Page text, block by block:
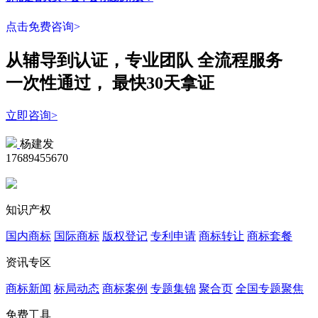
点击免费咨询>
从辅导到认证，专业团队 全流程服务
一次性通过， 最快30天拿证
立即咨询>
杨建发
17689455670
知识产权
国内商标 国际商标 版权登记 专利申请 商标转让 商标套餐
资讯专区
商标新闻 标局动态 商标案例 专题集锦 聚合页 全国专题聚焦
免费工具